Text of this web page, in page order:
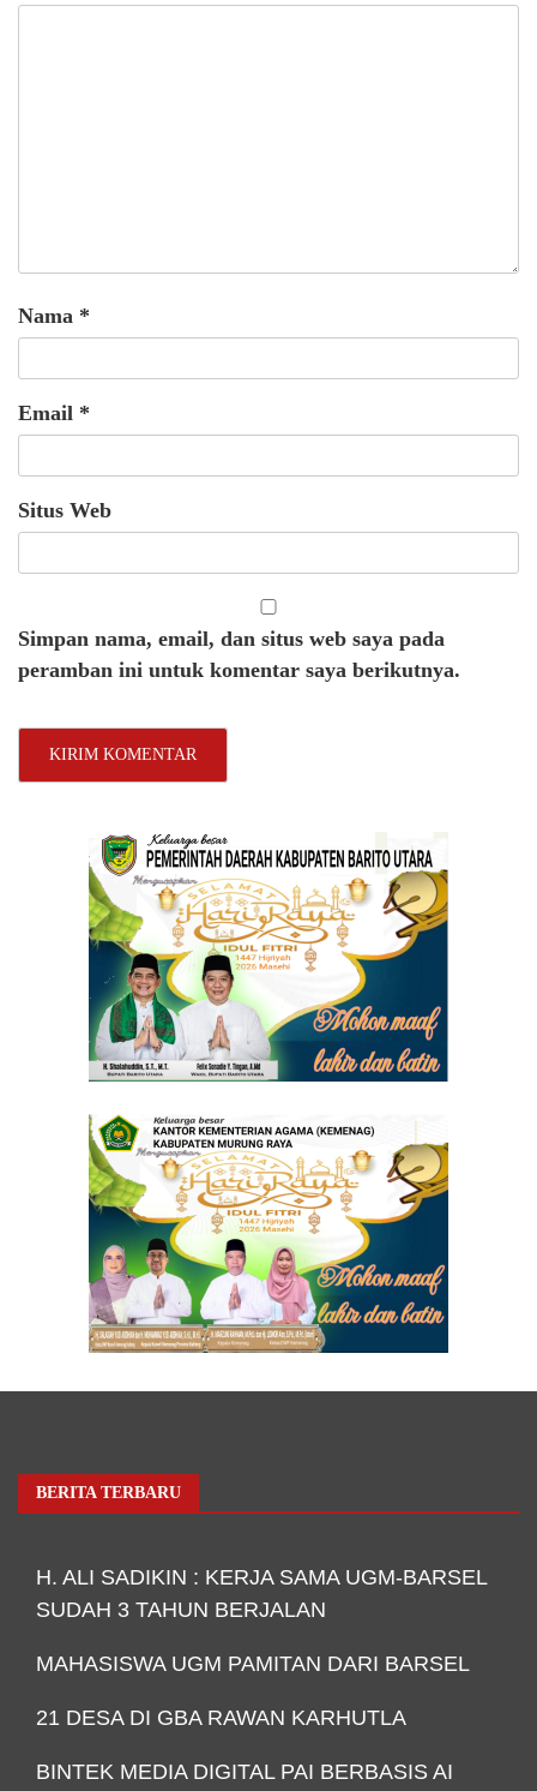
Nama *
Email *
Situs Web
Simpan nama, email, dan situs web saya pada
peramban ini untuk komentar saya berikutnya.
BERITA TERBARU
H. ALI SADIKIN : KERJA SAMA UGM-BARSEL
SUDAH 3 TAHUN BERJALAN
MAHASISWA UGM PAMITAN DARI BARSEL
21 DESA DI GBA RAWAN KARHUTLA
BINTEK MEDIA DIGITAL PAI BERBASIS AI